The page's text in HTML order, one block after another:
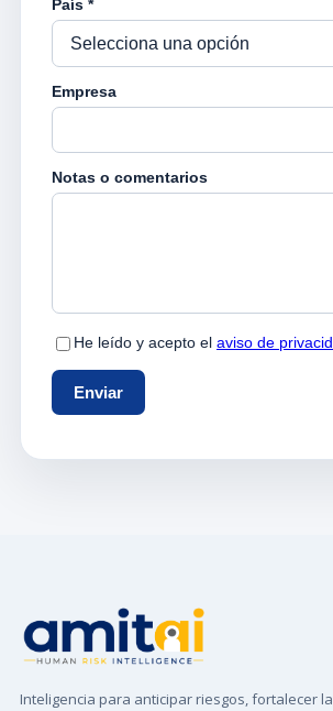
Inteligencia para anticipar riesgos, fortalecer la